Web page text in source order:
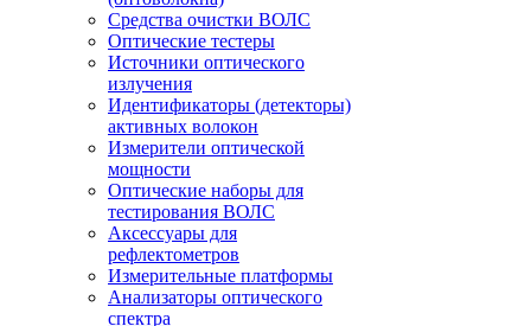
Средства очистки ВОЛС
Оптические тестеры
Источники оптического
излучения
Идентификаторы (детекторы)
активных волокон
Измерители оптической
мощности
Оптические наборы для
тестирования ВОЛС
Аксессуары для
рефлектометров
Измерительные платформы
Анализаторы оптического
спектра